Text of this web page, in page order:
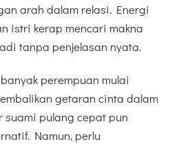
arah dalam relasi. Energi
istri kerap mencari makna
tanpa penjelasan nyata.
perempuan mulai
getaran cinta dalam
pulang cepat pun
Namun, perlu